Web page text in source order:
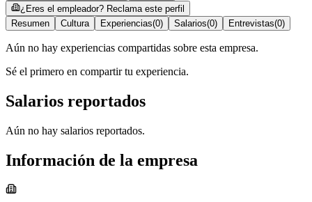
¿Eres el empleador? Reclama este perfil
Resumen
Cultura Experiencias(0) Salarios(0) Entrevistas(0)
Aún no hay experiencias compartidas sobre esta empresa.
Sé el primero en compartir tu experiencia.
Salarios reportados
Aún no hay salarios reportados.
Información de la empresa